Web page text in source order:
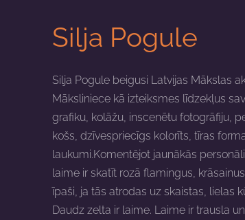
Silja Pogule
Silja Pogule beigusi Latvijas Mākslas
Māksliniece kā izteiksmes līdzekļus
grafiku, kolāžu, inscenētu fotogrāfiju,
košs, dzīvespriecīgs kolorīts, tīras
laukumi.Komentējot jaunākās
laime ir skatīt rozā flamingus,
īpaši, ja tās atrodas uz skaistas, lielas
Daudz zelta ir laime. Laime ir trausla